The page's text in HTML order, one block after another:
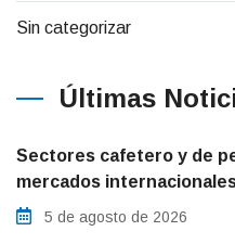
Sin categorizar
Últimas
Sectores cafetero y de
mercados
5 de agosto de 2026